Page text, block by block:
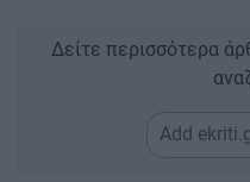
Δείτε περισσότερα
Add